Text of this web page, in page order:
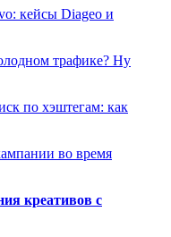
кейсы Diageo и
трафике? Ну
по хэштегам: как
во время
креативов с